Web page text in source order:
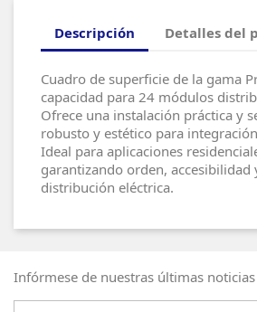
Descripción Detalles del
Cuadro de superficie de la gama
capacidad para 24 módulos
Ofrece una instalación práctica y
robusto y estético para
Ideal para aplicaciones
garantizando orden, accesibilidad
distribución eléctrica.
Infórmese de nuestras últimas